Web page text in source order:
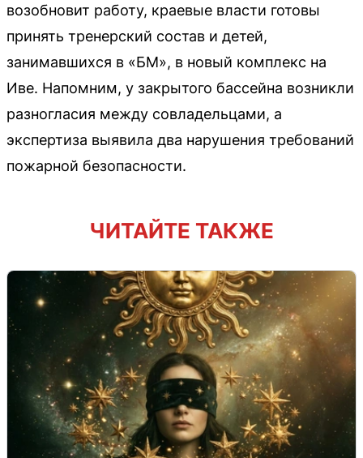
возобновит работу, краевые власти готовы
принять тренерский состав и детей,
занимавшихся в «БМ», в новый комплекс на
Иве. Напомним, у закрытого бассейна возникли
разногласия между совладельцами, а
экспертиза выявила два нарушения требований
пожарной безопасности.
ЧИТАЙТЕ ТАКЖЕ